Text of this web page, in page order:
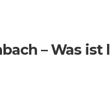
– Was ist